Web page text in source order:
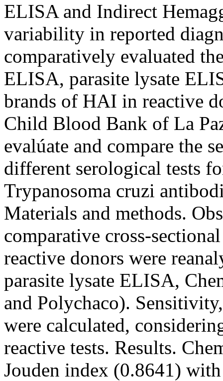
ELISA and Indirect
variability in reported
comparatively evaluated
ELISA, parasite lysate
brands of HAI in reactive
Child Blood Bank of La
evalúate and compare the
different serological tests
Trypanosoma cruzi
Materials and methods.
comparative cross-
reactive donors were
parasite lysate ELISA,
and Polychaco).
were calculated,
reactive tests. Results.
Jouden index (0.8641)